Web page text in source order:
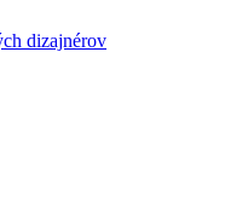
dizajnérov